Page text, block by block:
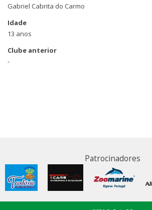
Gabriel Cabrita do Carmo
Idade
13 anos
Clube anterior
-
Patrocinadores